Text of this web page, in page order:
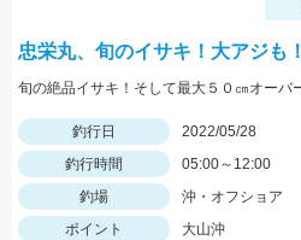
忠栄丸、旬のイサキ！大アジも！
釣行日
2022/05/28
釣行時間
05:00～12:00
釣場
沖・オフショア
ポイント
大山沖